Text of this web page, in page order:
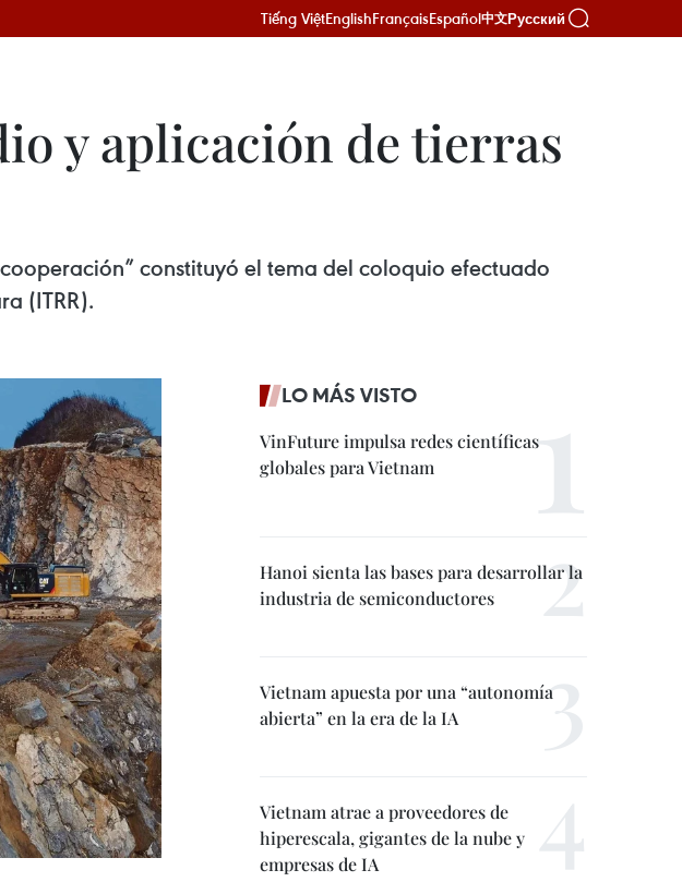
Tiếng ViệtEnglishFrançaisEspañol中文Русский
y aplicación de tierras
constituyó el tema del coloquio efectuado
(ITRR).
LO MÁS VISTO
VinFuture impulsa redes científicas
globales para Vietnam
Hanoi sienta las bases para desarrollar la
industria de semiconductores
Vietnam apuesta por una “autonomía
abierta” en la era de la IA
Vietnam atrae a proveedores de
hiperescala, gigantes de la nube y
empresas de IA